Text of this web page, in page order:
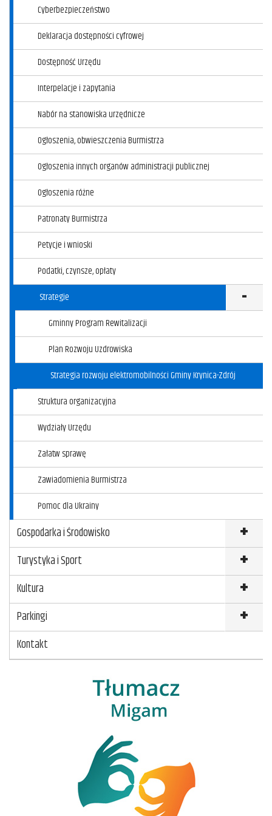
Cyberbezpieczeństwo
Deklaracja dostępności cyfrowej
Dostępność Urzędu
Interpelacje i zapytania
Nabór na stanowiska urzędnicze
Ogłoszenia, obwieszczenia Burmistrza
Ogłoszenia innych organów administracji publicznej
Ogłoszenia różne
Patronaty Burmistrza
Petycje i wnioski
Podatki, czynsze, opłaty
Strategie
Kliknij
Gminny Program Rewitalizacji
Plan Rozwoju Uzdrowiska
Strategia rozwoju elektromobilności Gminy Krynica-Zdrój
Struktura organizacyjna
Wydziały Urzędu
Załatw sprawę
Zawiadomienia Burmistrza
Pomoc dla Ukrainy
Gospodarka i Środowisko
Turystyka i Sport
Kultura
Parkingi
Kontakt